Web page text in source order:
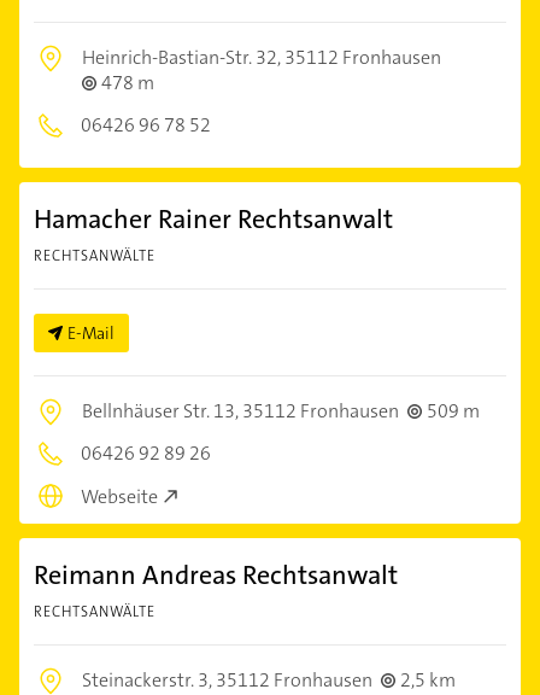
Heinrich-Bastian-Str. 32,35112 Fronhausen
478 m
06426 96 78 52
Hamacher Rainer Rechtsanwalt
RECHTSANWÄLTE
E-Mail
Bellnhäuser Str. 13,35112 Fronhausen
509 m
06426 92 89 26
Webseite
Reimann Andreas Rechtsanwalt
RECHTSANWÄLTE
Steinackerstr. 3,35112 Fronhausen
2,5 km